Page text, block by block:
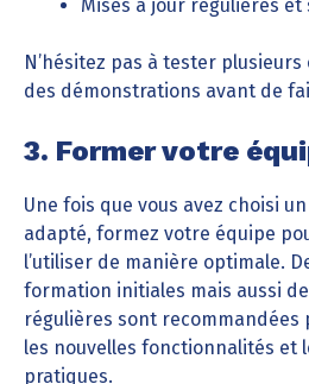
Mises à jour régulières
N’hésitez pas à tester
des démonstrations avant de
3. Former votre
Une fois que vous avez choisi un
adapté, formez votre équipe
l’utiliser de manière optimale.
formation initiales mais aussi
régulières sont
les nouvelles fonctionnalités et
pratiques.